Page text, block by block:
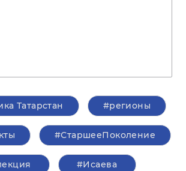
Татарстан #регионы
#СтаршееПоколение
#Исаева